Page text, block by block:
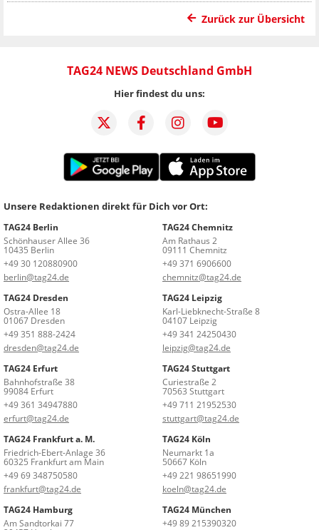
Zurück zur Übersicht
TAG24 NEWS Deutschland GmbH
Hier findest du uns:
Unsere Redaktionen direkt für Dich vor Ort:
TAG24 Berlin
Schönhauser Allee 36
10435 Berlin
+49 30 120880900
berlin@tag24.de
TAG24 Chemnitz
Am Rathaus 2
09111 Chemnitz
+49 371 6906600
chemnitz@tag24.de
TAG24 Dresden
Ostra-Allee 18
01067 Dresden
+49 351 888-2424
dresden@tag24.de
TAG24 Leipzig
Karl-Liebknecht-Straße 8
04107 Leipzig
+49 341 24250430
leipzig@tag24.de
TAG24 Erfurt
Bahnhofstraße 38
99084 Erfurt
+49 361 34947880
erfurt@tag24.de
TAG24 Stuttgart
Curiestraße 2
70563 Stuttgart
+49 711 21952530
stuttgart@tag24.de
TAG24 Frankfurt a. M.
Friedrich-Ebert-Anlage 36
60325 Frankfurt am Main
+49 69 348750580
frankfurt@tag24.de
TAG24 Köln
Neumarkt 1a
50667 Köln
+49 221 98651990
koeln@tag24.de
TAG24 Hamburg
Am Sandtorkai 77
TAG24 München
+49 89 215390320